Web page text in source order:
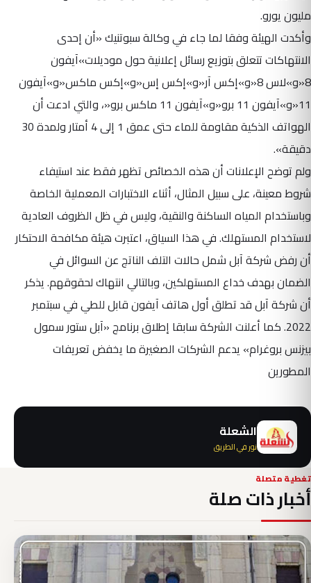
مليون يورو.
وأكدت الهيئة وفقا لما جاء في وكالة سبوتنيك «أن إحدى
الانتهاكات تتعلق بتوزيع رسائل إعلانية حول موديلات»آيفون
8«و»لاس 8«و»إكس آر«و»إكس إس«و»إكس ماكس«و»آيفون
11«و»آيفون 11 برو«و»آيفون 11 ماكس برو«، والتي ادعت أن
الهواتف الذكية مقاومة للماء حتى عمق 1 إلى 4 أمتار ولمدة 30
دقيقة».
ولم توضح الإعلانات أن هذه الخصائص تظهر فقط عند استيفاء
شروط معينة، على سبيل المثال، أثناء الاختبارات المعملية الخاصة
وباستخدام المياه الساكنة والنقية، وليس في ظل الظروف العادية
لاستخدام المستهلك. في هذا السياق، اعتبرت هيئة مكافحة الاحتكار
أن رفض شركة آبل شمل حالات التلف الناتج عن السوائل في
الضمان بهدف خداع المستهلكين، وبالتالي انتهاك لحقوقهم. يذكر
أن شركة آبل قد تطلق أول هاتف آيفون قابل للطي في سبتمبر
2022. كما أعلنت الشركة سابقا إطلاق برنامج «آبل ستور سمول
بيزنس بروغرام» يدعم الشركات الصغيرة ما يخفض تعريفات
المطورين
الشعلة
نور في الطريق
تغطية متصلة
أخبار ذات صلة